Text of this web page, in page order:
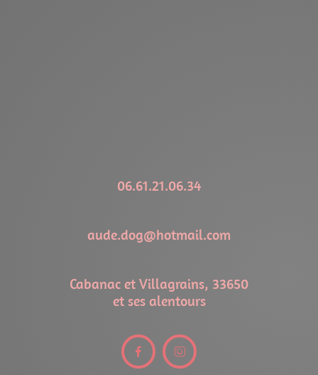
06.61.21.06.34
aude.dog@hotmail.com
Cabanac et Villagrains, 33650
et ses alentours
 